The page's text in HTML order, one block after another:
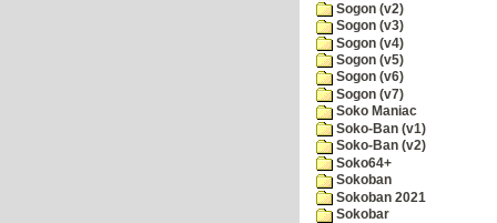
Sogon (v2)
Sogon (v3)
Sogon (v4)
Sogon (v5)
Sogon (v6)
Sogon (v7)
Soko Maniac
Soko-Ban (v1)
Soko-Ban (v2)
Soko64+
Sokoban
Sokoban 2021
Sokobar